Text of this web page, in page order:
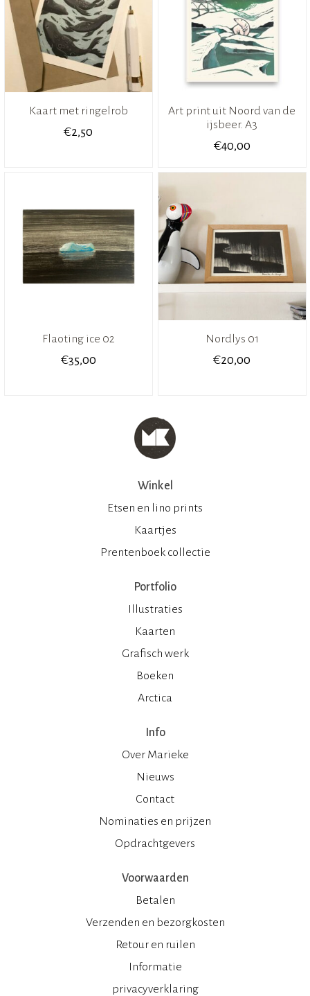
Kaart met ringelrob
€2,50
Art print uit Noord van de
ijsbeer. A3
€40,00
Flaoting ice 02
€35,00
Nordlys 01
€20,00
Winkel
Etsen en lino prints
Kaartjes
Prentenboek collectie
Portfolio
Illustraties
Kaarten
Grafisch werk
Boeken
Arctica
Info
Over Marieke
Nieuws
Contact
Nominaties en prijzen
Opdrachtgevers
Voorwaarden
Betalen
Verzenden en bezorgkosten
Retour en ruilen
Informatie
privacyverklaring